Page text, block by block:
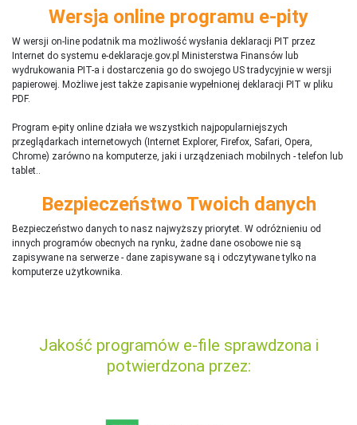
Wersja online programu e-pity
W wersji on-line podatnik ma możliwość wysłania deklaracji PIT przez
Internet do systemu e-deklaracje.gov.pl Ministerstwa Finansów lub
wydrukowania PIT-a i dostarczenia go do swojego US tradycyjnie w wersji
papierowej. Możliwe jest także zapisanie wypełnionej deklaracji PIT w pliku
PDF.
Program e-pity online działa we wszystkich najpopularniejszych
przeglądarkach internetowych (Internet Explorer, Firefox, Safari, Opera,
Chrome) zarówno na komputerze, jaki i urządzeniach mobilnych - telefon lub
tablet..
Bezpieczeństwo Twoich danych
Bezpieczeństwo danych to nasz najwyższy priorytet. W odróżnieniu od
innych programów obecnych na rynku, żadne dane osobowe nie są
zapisywane na serwerze - dane zapisywane są i odczytywane tylko na
komputerze użytkownika.
Jakość programów e-file sprawdzona i
potwierdzona przez: